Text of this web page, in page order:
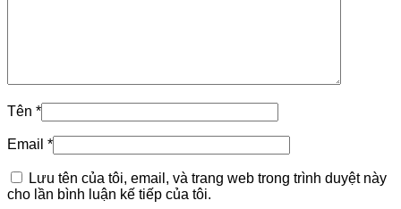
Tên *
Email *
Lưu tên của tôi, email, và trang web trong trình duyệt này
cho lần bình luận kế tiếp của tôi.